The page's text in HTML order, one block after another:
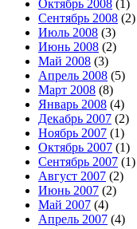
Октябрь 2008 (1)
Сентябрь 2008 (2)
Июль 2008 (3)
Июнь 2008 (2)
Май 2008 (3)
Апрель 2008 (5)
Март 2008 (8)
Январь 2008 (4)
Декабрь 2007 (2)
Ноябрь 2007 (1)
Октябрь 2007 (1)
Сентябрь 2007 (1)
Август 2007 (2)
Июнь 2007 (2)
Май 2007 (4)
Апрель 2007 (4)